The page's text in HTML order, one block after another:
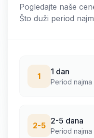
Pogledajte naše
Što duži period
1 1 dan
Period najma
2-5 2-5 dana
Period najma